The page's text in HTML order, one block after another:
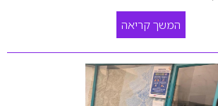
המשך קריאה